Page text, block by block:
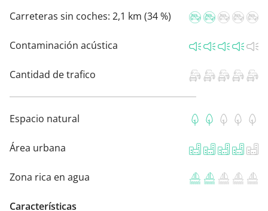
Carreteras sin coches: 2,1 km (34 %)
Contaminación acústica
Cantidad de trafico
Espacio natural
Área urbana
Zona rica en agua
Características